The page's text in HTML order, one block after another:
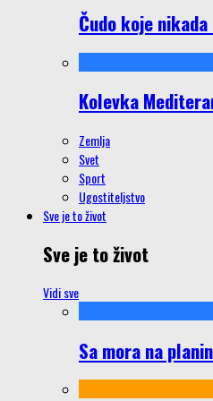
Čudo koje
Kolevka
Zemlja
Svet
Sport
Ugostiteljstvo
Sve je to život
Sve je to život
Vidi sve
Sa mora na